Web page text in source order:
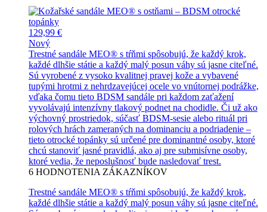
129,99 €
Nový
Trestné sandále MEO® s tŕňmi spôsobujú, že každý krok,
každé dlhšie státie a každý malý posun váhy sú jasne citeľné.
Sú vyrobené z vysoko kvalitnej pravej kože a vybavené
tupými hrotmi z nehrdzavejúcej ocele vo vnútornej podrážke,
vďaka čomu tieto BDSM sandále pri každom zaťažení
vyvolávajú intenzívny tlakový podnet na chodidle. Či už ako
výchovný prostriedok, súčasť BDSM-sesie alebo rituál pri
rolových hrách zameraných na dominanciu a podriadenie –
tieto otrocké topánky sú určené pre dominantné osoby, ktoré
chcú stanoviť jasné pravidlá, ako aj pre submisívne osoby,
ktoré vedia, že neposlušnosť bude nasledovať trest.
6 HODNOTENIA ZÁKAZNÍKOV
Trestné sandále MEO® s tŕňmi spôsobujú, že každý krok,
každé dlhšie státie a každý malý posun váhy sú jasne citeľné.